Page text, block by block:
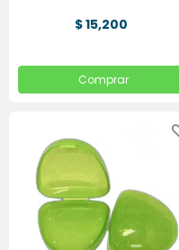
$ 15,200
Comprar